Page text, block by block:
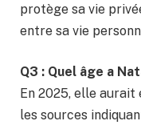
protège sa vie
entre sa vie
Q3 : Quel âge a
En 2025, elle aurait
les sources